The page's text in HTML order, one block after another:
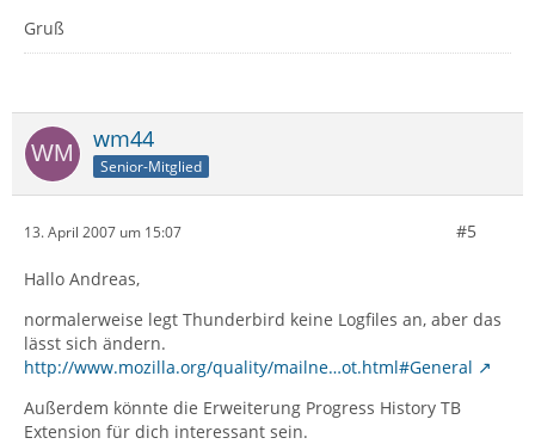
Gruß
wm44
Senior-Mitglied
13. April 2007 um 15:07 #5
Hallo Andreas,
normalerweise legt Thunderbird keine Logfiles an, aber das
lässt sich ändern.
http://www.mozilla.org/quality/mailne…ot.html#General
Außerdem könnte die Erweiterung Progress History TB
Extension für dich interessant sein.